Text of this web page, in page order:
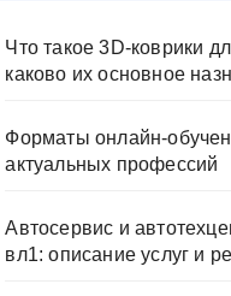
Что такое 3D-коврики
каково их основное
Форматы онлайн-
актуальных профессий
Автосервис и
вл1: описание услуг и